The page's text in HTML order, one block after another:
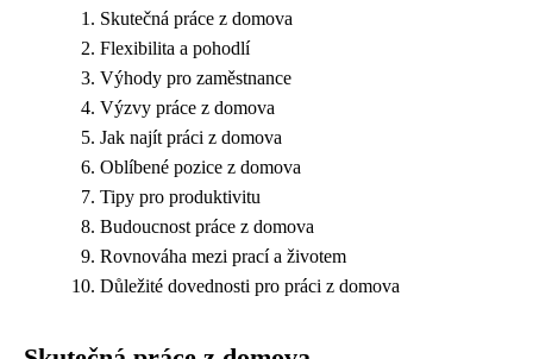
Skutečná práce z domova
Flexibilita a pohodlí
Výhody pro zaměstnance
Výzvy práce z domova
Jak najít práci z domova
Oblíbené pozice z domova
Tipy pro produktivitu
Budoucnost práce z domova
Rovnováha mezi prací a životem
Důležité dovednosti pro práci z domova